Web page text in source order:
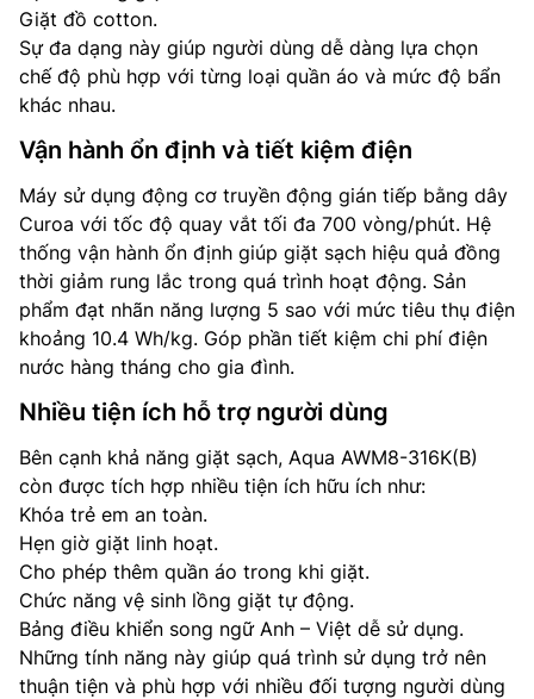
Giặt đồ cotton.
Sự đa dạng này giúp người dùng dễ dàng lựa chọn
chế độ phù hợp với từng loại quần áo và mức độ bẩn
khác nhau.
Vận hành ổn định và tiết kiệm điện
Máy sử dụng động cơ truyền động gián tiếp bằng dây
Curoa với tốc độ quay vắt tối đa 700 vòng/phút. Hệ
thống vận hành ổn định giúp giặt sạch hiệu quả đồng
thời giảm rung lắc trong quá trình hoạt động. Sản
phẩm đạt nhãn năng lượng 5 sao với mức tiêu thụ điện
khoảng 10.4 Wh/kg. Góp phần tiết kiệm chi phí điện
nước hàng tháng cho gia đình.
Nhiều tiện ích hỗ trợ người dùng
Bên cạnh khả năng giặt sạch, Aqua AWM8-316K(B)
còn được tích hợp nhiều tiện ích hữu ích như:
Khóa trẻ em an toàn.
Hẹn giờ giặt linh hoạt.
Cho phép thêm quần áo trong khi giặt.
Chức năng vệ sinh lồng giặt tự động.
Bảng điều khiển song ngữ Anh – Việt dễ sử dụng.
Những tính năng này giúp quá trình sử dụng trở nên
thuận tiện và phù hợp với nhiều đối tượng người dùng